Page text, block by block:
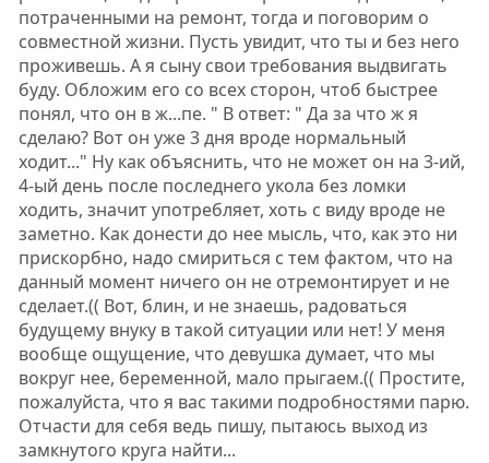
потраченными на ремонт, тогда и поговорим о
совместной жизни. Пусть увидит, что ты и без него
проживешь. А я сыну свои требования выдвигать
буду. Обложим его со всех сторон, чтоб быстрее
понял, что он в ж...пе. " В ответ: " Да за что ж я
сделаю? Вот он уже 3 дня вроде нормальный
ходит..." Ну как объяснить, что не может он на 3-ий,
4-ый день после последнего укола без ломки
ходить, значит употребляет, хоть с виду вроде не
заметно. Как донести до нее мысль, что, как это ни
прискорбно, надо смириться с тем фактом, что на
данный момент ничего он не отремонтирует и не
сделает.(( Вот, блин, и не знаешь, радоваться
будущему внуку в такой ситуации или нет! У меня
вообще ощущение, что девушка думает, что мы
вокруг нее, беременной, мало прыгаем.(( Простите,
пожалуйста, что я вас такими подробностями парю.
Отчасти для себя ведь пишу, пытаюсь выход из
замкнутого круга найти...